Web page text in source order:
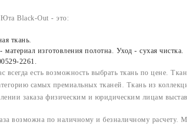
Black-Out - это:
ткань.
материал изготовления полотна. Уход - сухая чистка.
2261.
всегда есть возможность выбрать ткань по цене.
самых премиальных тканей. Ткань из
заказа физическим и юридическим лицам
возможна по наличному и безналичному